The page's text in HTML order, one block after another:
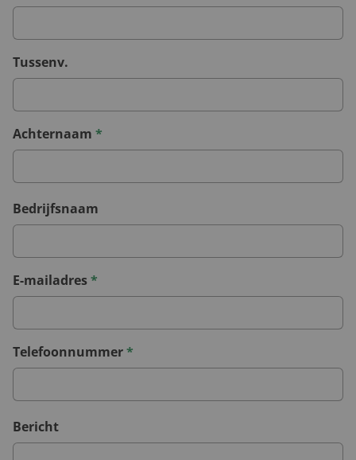
Tussenv.
Achternaam *
Bedrijfsnaam
E-mailadres*
Telefoonnummer*
Bericht